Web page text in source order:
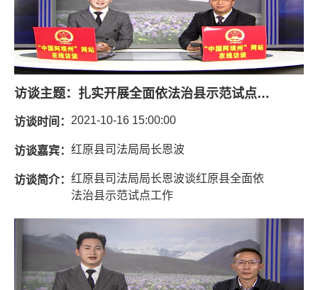
访谈主题： 扎实开展全面依法治县示范试点工作 建设更高水平法治红原
访谈时间： 2021-10-16 15:00:00
访谈嘉宾： 红原县司法局局长恩波
访谈简介： 红原县司法局局长恩波谈红原县全面依
法治县示范试点工作